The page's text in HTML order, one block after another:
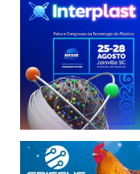
a dia desses
“Agora que
que essas
queremos dialogar
respectivos